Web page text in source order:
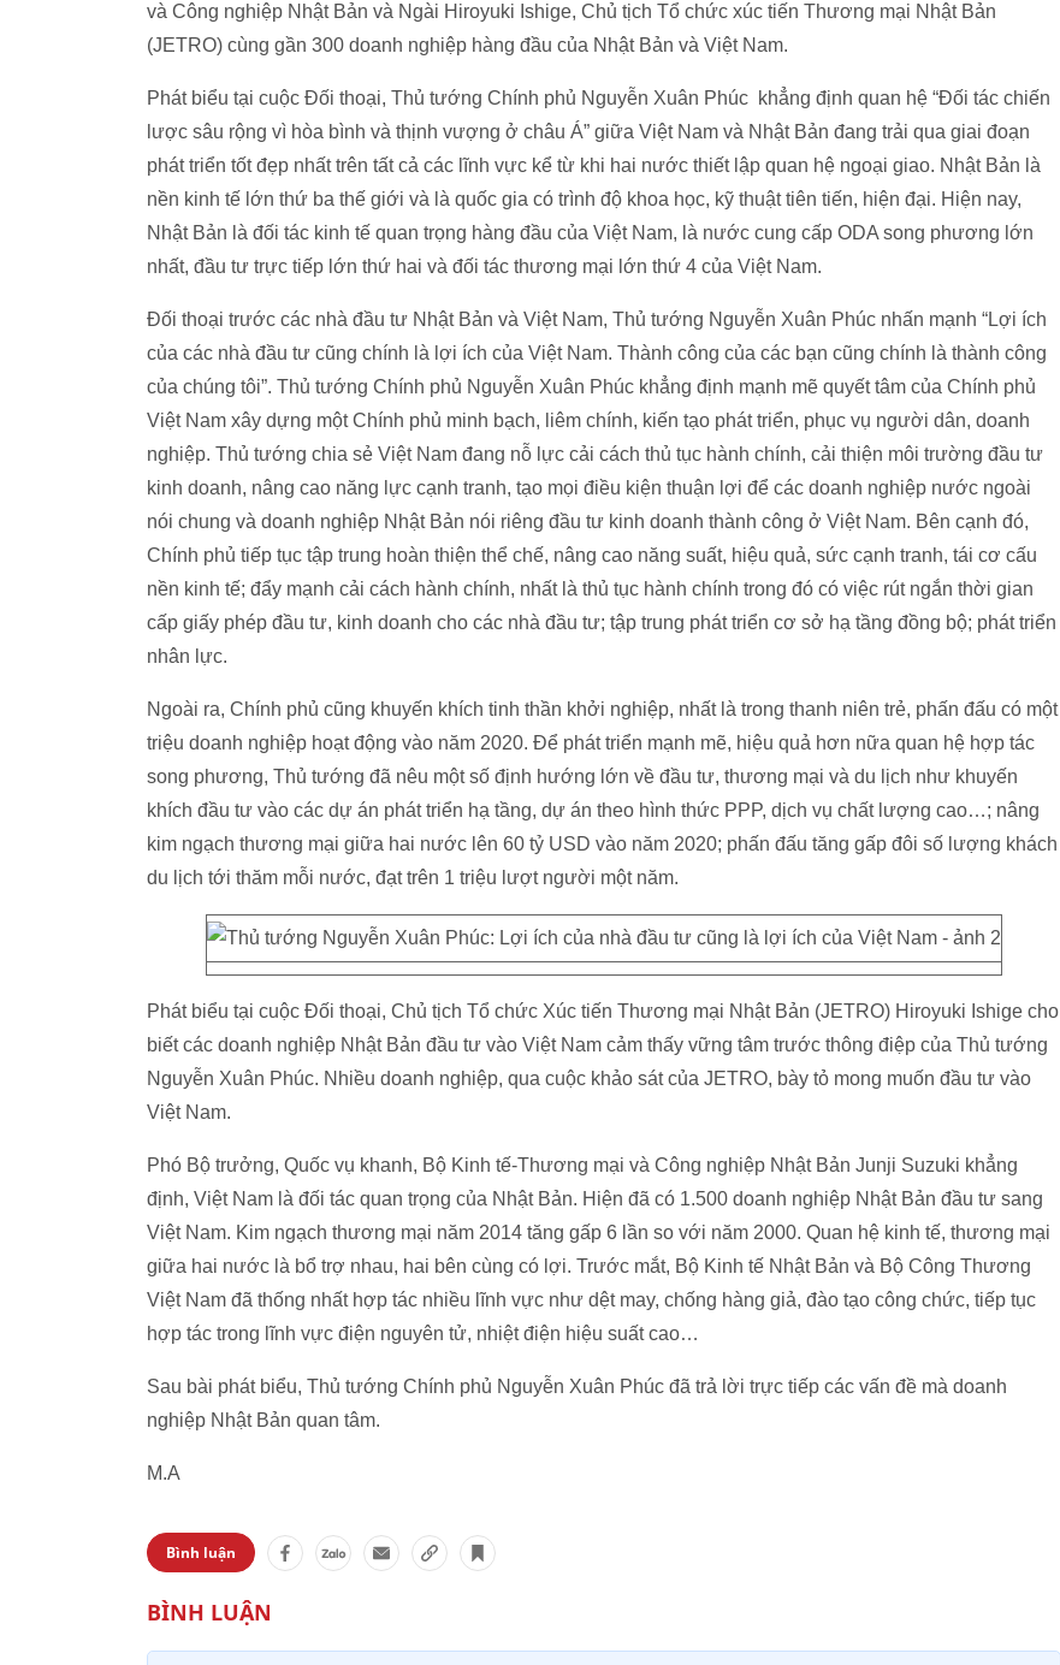
và Công nghiệp Nhật Bản và Ngài Hiroyuki Ishige, Chủ tịch Tổ chức xúc tiến Thương mại Nhật Bản
(JETRO) cùng gần 300 doanh nghiệp hàng đầu của Nhật Bản và Việt Nam.
Phát biểu tại cuộc Đối thoại, Thủ tướng Chính phủ Nguyễn Xuân Phúc khẳng định quan hệ “Đối tác chiến
lược sâu rộng vì hòa bình và thịnh vượng ở châu Á” giữa Việt Nam và Nhật Bản đang trải qua giai đoạn
phát triển tốt đẹp nhất trên tất cả các lĩnh vực kể từ khi hai nước thiết lập quan hệ ngoại giao. Nhật Bản là
nền kinh tế lớn thứ ba thế giới và là quốc gia có trình độ khoa học, kỹ thuật tiên tiến, hiện đại. Hiện nay,
Nhật Bản là đối tác kinh tế quan trọng hàng đầu của Việt Nam, là nước cung cấp ODA song phương lớn
nhất, đầu tư trực tiếp lớn thứ hai và đối tác thương mại lớn thứ 4 của Việt Nam.
Đối thoại trước các nhà đầu tư Nhật Bản và Việt Nam, Thủ tướng Nguyễn Xuân Phúc nhấn mạnh “Lợi ích
của các nhà đầu tư cũng chính là lợi ích của Việt Nam. Thành công của các bạn cũng chính là thành công
của chúng tôi”. Thủ tướng Chính phủ Nguyễn Xuân Phúc khẳng định mạnh mẽ quyết tâm của Chính phủ
Việt Nam xây dựng một Chính phủ minh bạch, liêm chính, kiến tạo phát triển, phục vụ người dân, doanh
nghiệp. Thủ tướng chia sẻ Việt Nam đang nỗ lực cải cách thủ tục hành chính, cải thiện môi trường đầu tư
kinh doanh, nâng cao năng lực cạnh tranh, tạo mọi điều kiện thuận lợi để các doanh nghiệp nước ngoài
nói chung và doanh nghiệp Nhật Bản nói riêng đầu tư kinh doanh thành công ở Việt Nam. Bên cạnh đó,
Chính phủ tiếp tục tập trung hoàn thiện thể chế, nâng cao năng suất, hiệu quả, sức cạnh tranh, tái cơ cấu
nền kinh tế; đẩy mạnh cải cách hành chính, nhất là thủ tục hành chính trong đó có việc rút ngắn thời gian
cấp giấy phép đầu tư, kinh doanh cho các nhà đầu tư; tập trung phát triển cơ sở hạ tầng đồng bộ; phát triển
nhân lực.
Ngoài ra, Chính phủ cũng khuyến khích tinh thần khởi nghiệp, nhất là trong thanh niên trẻ, phấn đấu có một
triệu doanh nghiệp hoạt động vào năm 2020. Để phát triển mạnh mẽ, hiệu quả hơn nữa quan hệ hợp tác
song phương, Thủ tướng đã nêu một số định hướng lớn về đầu tư, thương mại và du lịch như khuyến
khích đầu tư vào các dự án phát triển hạ tầng, dự án theo hình thức PPP, dịch vụ chất lượng cao…; nâng
kim ngạch thương mại giữa hai nước lên 60 tỷ USD vào năm 2020; phấn đấu tăng gấp đôi số lượng khách
du lịch tới thăm mỗi nước, đạt trên 1 triệu lượt người một năm.
Phát biểu tại cuộc Đối thoại, Chủ tịch Tổ chức Xúc tiến Thương mại Nhật Bản (JETRO) Hiroyuki Ishige cho
biết các doanh nghiệp Nhật Bản đầu tư vào Việt Nam cảm thấy vững tâm trước thông điệp của Thủ tướng
Nguyễn Xuân Phúc. Nhiều doanh nghiệp, qua cuộc khảo sát của JETRO, bày tỏ mong muốn đầu tư vào
Việt Nam.
Phó Bộ trưởng, Quốc vụ khanh, Bộ Kinh tế-Thương mại và Công nghiệp Nhật Bản Junji Suzuki khẳng
định, Việt Nam là đối tác quan trọng của Nhật Bản. Hiện đã có 1.500 doanh nghiệp Nhật Bản đầu tư sang
Việt Nam. Kim ngạch thương mại năm 2014 tăng gấp 6 lần so với năm 2000. Quan hệ kinh tế, thương mại
giữa hai nước là bổ trợ nhau, hai bên cùng có lợi. Trước mắt, Bộ Kinh tế Nhật Bản và Bộ Công Thương
Việt Nam đã thống nhất hợp tác nhiều lĩnh vực như dệt may, chống hàng giả, đào tạo công chức, tiếp tục
hợp tác trong lĩnh vực điện nguyên tử, nhiệt điện hiệu suất cao…
Sau bài phát biểu, Thủ tướng Chính phủ Nguyễn Xuân Phúc đã trả lời trực tiếp các vấn đề mà doanh
nghiệp Nhật Bản quan tâm.
M.A
Bình luận